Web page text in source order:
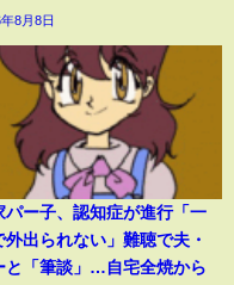
8月8日
パー子、認知症が進行「一
外出られない」難聴で夫・
と「筆談」…自宅全焼から